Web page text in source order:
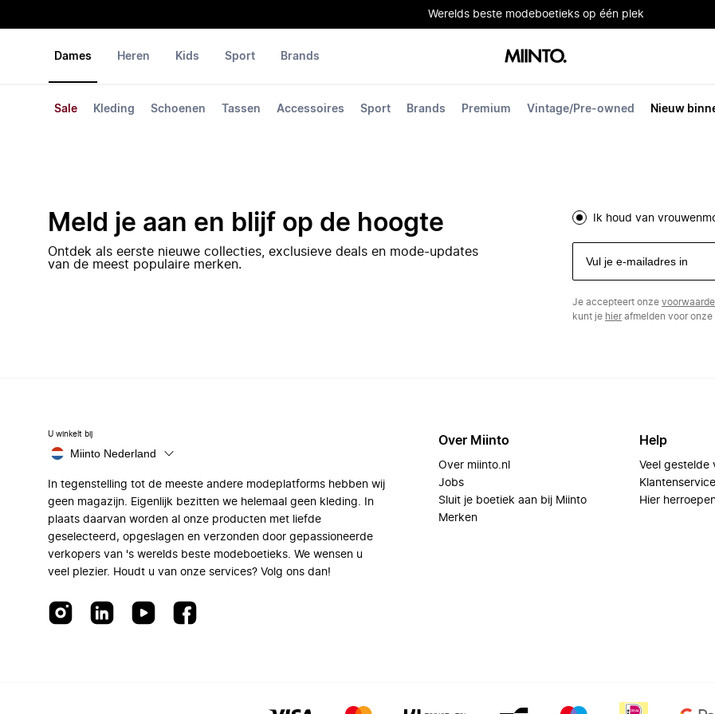
Werelds beste modeboetieks op één plek
Dames
Sale Kleding Schoenen Tassen Accessoires Sport Brands Premium Vintage/Pre-owned Nieuw
Heren Kids Sport Brands
Meld je aan en blijf op de hoogte
Ontdek als eerste nieuwe collecties, exclusieve deals en mode-updates
van de meest populaire merken.
Ik houd van
Je accepteert onze
kunt je hierafmelden voor onze
U winkelt bij
Miinto Nederland
In tegenstelling tot de meeste andere modeplatforms hebben wij
geen magazijn. Eigenlijk bezitten we helemaal geen kleding. In
plaats daarvan worden al onze producten met liefde
geselecteerd, opgeslagen en verzonden door gepassioneerde
verkopers van 's werelds beste modeboetieks. We wensen u
veel plezier. Houdt u van onze services? Volg ons dan!
Over Miinto
Over miinto.nl
Jobs
Sluit je boetiek aan bij Miinto
Merken
Help
Veel gestelde
Klantenservice
Hier